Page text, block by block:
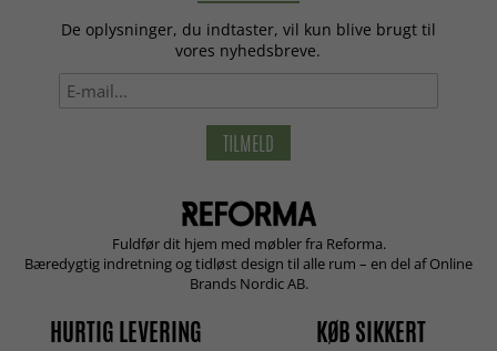
De oplysninger, du indtaster, vil kun blive brugt til
vores nyhedsbreve.
TILMELD
Fuldfør dit hjem med møbler fra Reforma.
Bæredygtig indretning og tidløst design til alle rum – en del af Online
Brands Nordic AB.
HURTIG LEVERING KØB SIKKERT